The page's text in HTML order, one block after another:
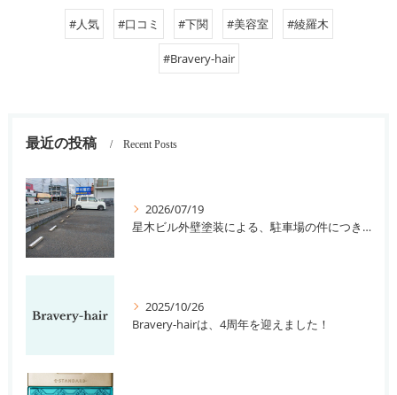
#人気 #口コミ #下関 #美容室 #綾羅木
#Bravery-hair
最近の投稿 Recent Posts
2026/07/19
星木ビル外壁塗装による、駐車場の件につきまして。
2025/10/26
Bravery-hairは、4周年を迎えました！